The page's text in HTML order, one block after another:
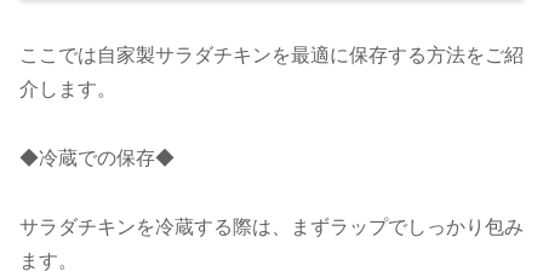
ここでは自家製サラダチキンを最適に保存する方法をご紹
介します。
◆冷蔵での保存◆
サラダチキンを冷蔵する際は、まずラップでしっかり包み
ます。